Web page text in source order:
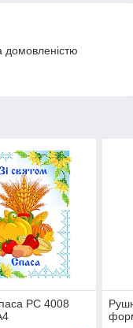
домовленістю
РС 4008